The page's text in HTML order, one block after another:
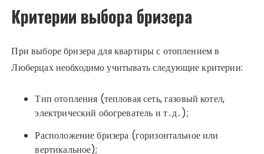
Критерии выбора бризера
При выборе бризера для квартиры с отоплением в
Люберцах необходимо учитывать следующие критерии:
Тип отопления (тепловая сеть, газовый котел,
электрический обогреватель и т․д․);
Расположение бризера (горизонтальное или
вертикальное);